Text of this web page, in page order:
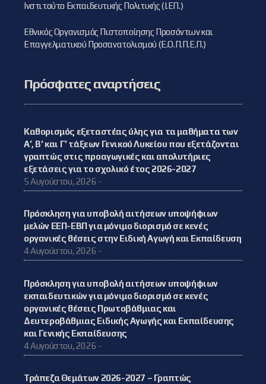
Ινστιτούτο Εκπαιδευτικής Πολιτικής (Ι.ΕΠ.)
Εθνικός Οργανισμός Πιστοποίησης Προσόντων και
Επαγγελματικού Προσανατολισμού (Ε.Ο.Π.Π.Ε.Π.)
Πρόσφατες αναρτήσεις
Καθορισμός εξεταστέας ύλης για τα μαθήματα των
Α’, Β’ και Γ’ τάξεων Γενικού Λυκείου που εξετάζονται
γραπτώς στις προαγωγικές και απολυτήριες
εξετάσεις για το σχολικό έτος 2026-2027
5 Αυγούστου, 2026 -
Πρόσκληση για υποβολή αιτήσεων υποψήφιων
μελών ΕΕΠ-ΕΒΠ για μόνιμο διορισμό σε κενές
οργανικές θέσεις στην Ειδική Αγωγή και Εκπαίδευση
4 Αυγούστου, 2026 -
Πρόσκληση για υποβολή αιτήσεων υποψήφιων
εκπαιδευτικών για μόνιμο διορισμό σε κενές
οργανικές θέσεις Πρωτοβάθμιας και
Δευτεροβάθμιας Ειδικής Αγωγής και Εκπαίδευσης
και Γενικής Εκπαίδευσης
4 Αυγούστου, 2026 -
Τράπεζα Θεμάτων 2026-2027 – Γραπτώς